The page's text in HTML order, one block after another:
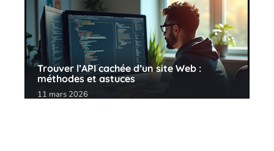
Trouver l’API cachée d’un site Web :
méthodes et astuces
11 mars 2026